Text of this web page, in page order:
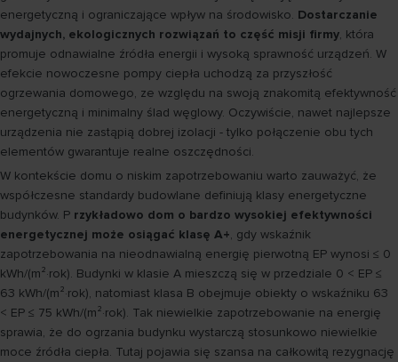
energetyczną i ograniczające wpływ na środowisko. Dostarczanie
wydajnych, ekologicznych rozwiązań to część misji firmy, która
promuje odnawialne źródła energii i wysoką sprawność urządzeń. W
efekcie nowoczesne pompy ciepła uchodzą za przyszłość
ogrzewania domowego, ze względu na swoją znakomitą efektywność
energetyczną i minimalny ślad węglowy. Oczywiście, nawet najlepsze
urządzenia nie zastąpią dobrej izolacji - tylko połączenie obu tych
elementów gwarantuje realne oszczędności.
W kontekście domu o niskim zapotrzebowaniu warto zauważyć, że
współczesne standardy budowlane definiują klasy energetyczne
budynków. P rzykładowo dom o bardzo wysokiej efektywności
energetycznej może osiągać klasę A+, gdy wskaźnik
zapotrzebowania na nieodnawialną energię pierwotną EP wynosi ≤ 0
kWh/(m²·rok). Budynki w klasie A mieszczą się w przedziale 0 < EP ≤
63 kWh/(m²·rok), natomiast klasa B obejmuje obiekty o wskaźniku 63
< EP ≤ 75 kWh/(m²·rok). Tak niewielkie zapotrzebowanie na energię
sprawia, że do ogrzania budynku wystarczą stosunkowo niewielkie
moce źródła ciepła. Tutaj pojawia się szansa na całkowitą rezygnację